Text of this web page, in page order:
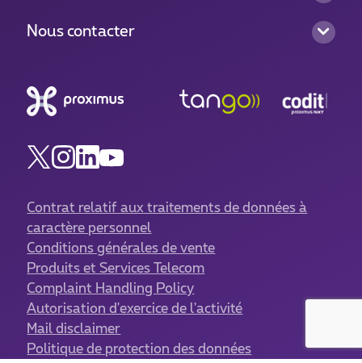
Nous contacter
Contrat relatif aux traitements de données à
caractère personnel
Conditions générales de vente
Produits et Services Telecom
Complaint Handling Policy
Autorisation d'exercice de l'activité
Mail disclaimer
Politique de protection des données